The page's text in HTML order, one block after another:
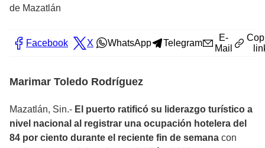
de Mazatlán
Facebook X WhatsApp Telegram
E-
Mail
Marimar Toledo Rodríguez
Mazatlán, Sin.- El puerto ratificó su liderazgo turístico a
nivel nacional al registrar una ocupación hotelera del
84 por ciento durante el reciente fin de semana con